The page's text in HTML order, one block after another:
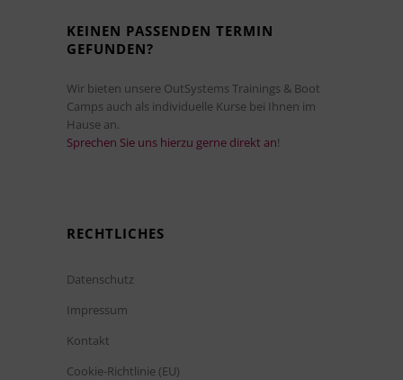
KEINEN PASSENDEN TERMIN
GEFUNDEN?
Wir bieten unsere OutSystems Trainings & Boot
Camps auch als individuelle Kurse bei Ihnen im
Hause an.
Sprechen Sie uns hierzu gerne direkt an!
RECHTLICHES
Datenschutz
Impressum
Kontakt
Cookie-Richtlinie (EU)